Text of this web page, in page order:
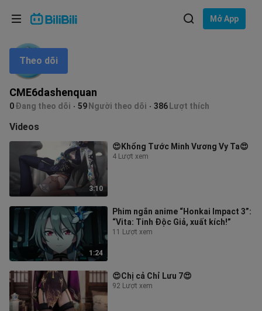
Mở App
CME6dashenquan
0Đang theo dõi 59 Người theo dõi 386 Lượt thích
Theo dõi
Videos
3:10
😍Khổng Tước Minh Vương Vy Ta😍
4 Lượt xem
1:24
Phim ngắn anime “Honkai Impact 3”:
“Vita: Tinh Độc Giả, xuất kích!”
11 Lượt xem
😍Chị cả Chỉ Lưu 7😍
92 Lượt xem
Ngôn ngữ: Tiếng Việt
Lựa chọn ngôn ngữ
English
ภาษาไทย
Tiếng Việt
Bahasa Melayu